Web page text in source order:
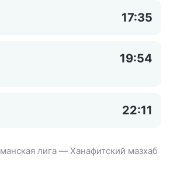
17:35
19:54
22:11
лига — Ханафитский мазхаб